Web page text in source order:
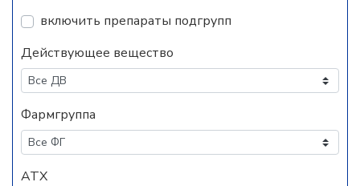
включить препараты подгрупп
Действующее вещество
Фармгруппа
АТХ